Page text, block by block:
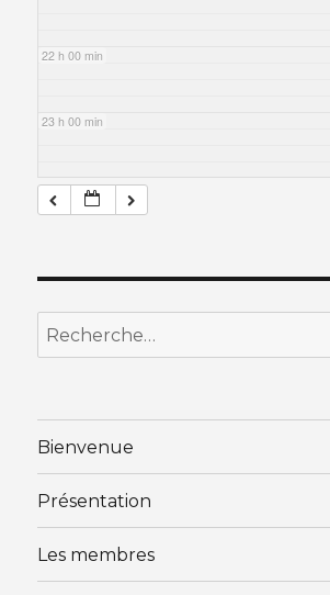
22 h 00 min
23 h 00 min
Recherche
pour
Bienvenue
Présentation
Les membres